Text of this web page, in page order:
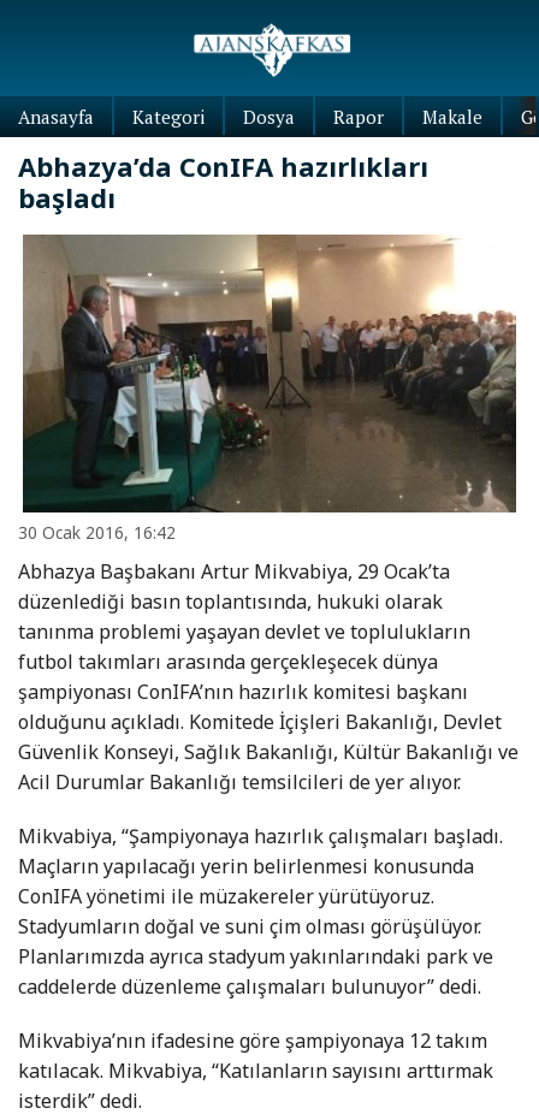
Anasayfa Kategori Dosya Rapor Makale
Abhazya’da ConIFA hazırlıkları
başladı
30 Ocak 2016, 16:42
Abhazya Başbakanı Artur Mikvabiya, 29 Ocak’ta
düzenlediği basın toplantısında, hukuki olarak
tanınma problemi yaşayan devlet ve toplulukların
futbol takımları arasında gerçekleşecek dünya
şampiyonası ConIFA’nın hazırlık komitesi başkanı
olduğunu açıkladı. Komitede İçişleri Bakanlığı, Devlet
Güvenlik Konseyi, Sağlık Bakanlığı, Kültür Bakanlığı ve
Acil Durumlar Bakanlığı temsilcileri de yer alıyor.
Mikvabiya, “Şampiyonaya hazırlık çalışmaları başladı.
Maçların yapılacağı yerin belirlenmesi konusunda
ConIFA yönetimi ile müzakereler yürütüyoruz.
Stadyumların doğal ve suni çim olması görüşülüyor.
Planlarımızda ayrıca stadyum yakınlarındaki park ve
caddelerde düzenleme çalışmaları bulunuyor” dedi.
Mikvabiya’nın ifadesine göre şampiyonaya 12 takım
katılacak. Mikvabiya, “Katılanların sayısını arttırmak
isterdik” dedi.